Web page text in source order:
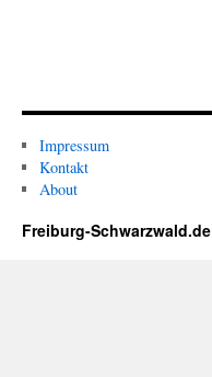
Impressum
Kontakt
About
Freiburg-Schwarzwald.de